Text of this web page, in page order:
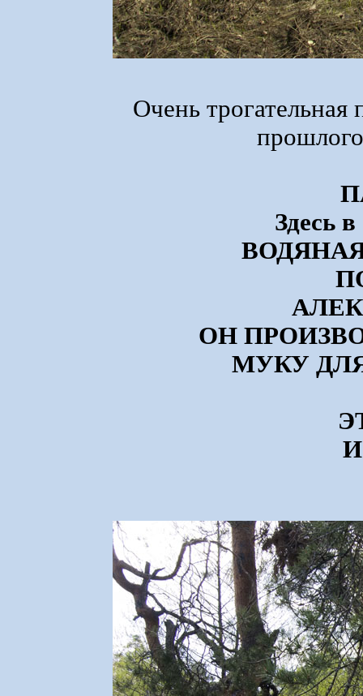
Очень
Здесь
ОН
МУКУ